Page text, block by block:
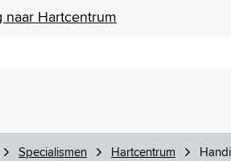
naar Hartcentrum
Specialismen Hartcentrum